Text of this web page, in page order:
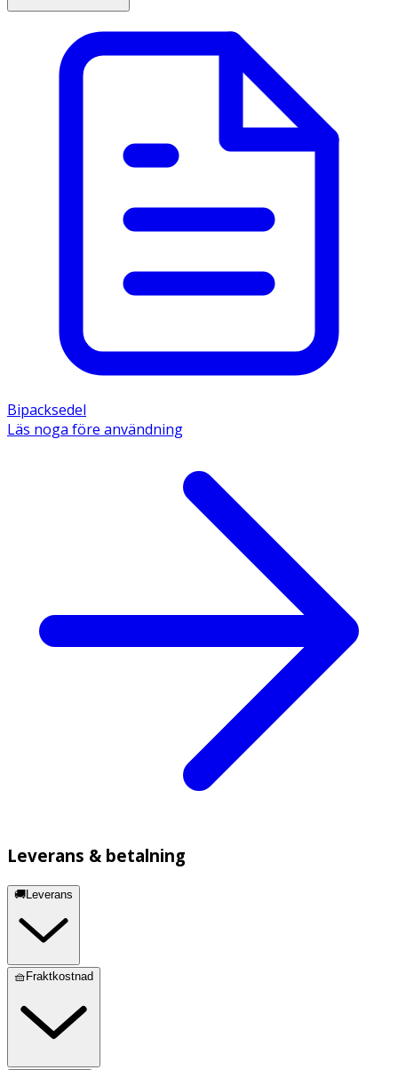
Bipacksedel
Läs noga före användning
Leverans & betalning
🚚Leverans
🧺Fraktkostnad